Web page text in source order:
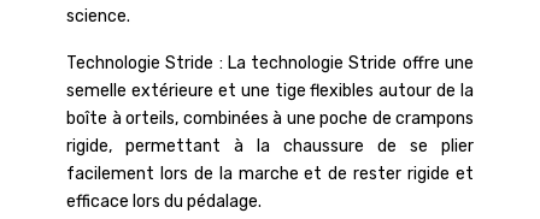
science.
Technologie Stride : La technologie Stride offre une
semelle extérieure et une tige flexibles autour de la
boîte à orteils, combinées à une poche de crampons
rigide, permettant à la chaussure de se plier
facilement lors de la marche et de rester rigide et
efficace lors du pédalage.